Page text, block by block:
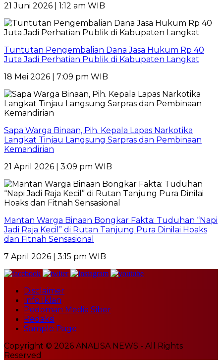
21 Juni 2026 | 1:12 am WIB
Tuntutan Pengembalian Dana Jasa Hukum Rp 40
Juta Jadi Perhatian Publik di Kabupaten Langkat
18 Mei 2026 | 7:09 pm WIB
Sapa Warga Binaan, Pih. Kepala Lapas Narkotika
Langkat Tinjau Langsung Sarpras dan Pembinaan
Kemandirian
21 April 2026 | 3:09 pm WIB
Mantan Warga Binaan Bongkar Fakta: Tuduhan “Napi
Jadi Raja Kecil” di Rutan Tanjung Pura Dinilai Hoaks
dan Fitnah Sensasional
7 April 2026 | 3:15 pm WIB
Disclaimer
Info Iklan
Pedoman Media Siber
Redaksi
Sample Page
Copyright © 2026 ANALISA NEWS - All Rights
Reserved